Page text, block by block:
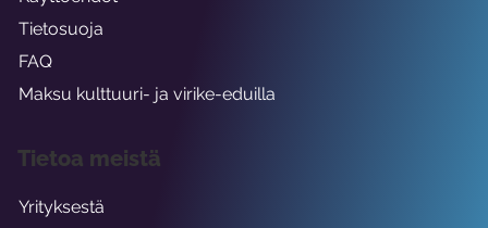
Tietosuoja
FAQ
Maksu kulttuuri- ja virike-eduilla
Tietoa meistä
Yrityksestä